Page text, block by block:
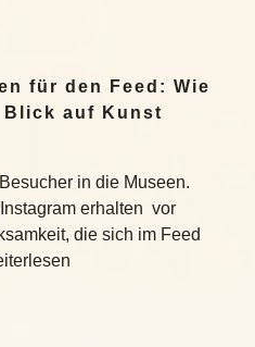
für den Feed: Wie
Blick auf Kunst
in die Museen.
erhalten vor
die sich im Feed